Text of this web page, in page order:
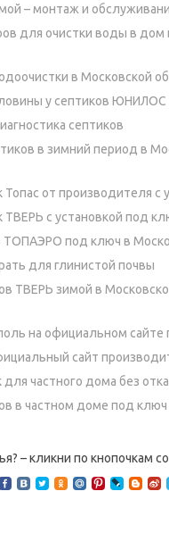
– монтаж и
для очистки воды в дом
в Московской
у септиков
септиков
в зимний период в
Топас от производителя с
ТВЕРЬ с установкой под
под ключ в
для глинистой почвы
ТВЕРЬ зимой в
на официальном сайте
сайт
для частного дома без
в частном доме под
– кликни по кнопочкам